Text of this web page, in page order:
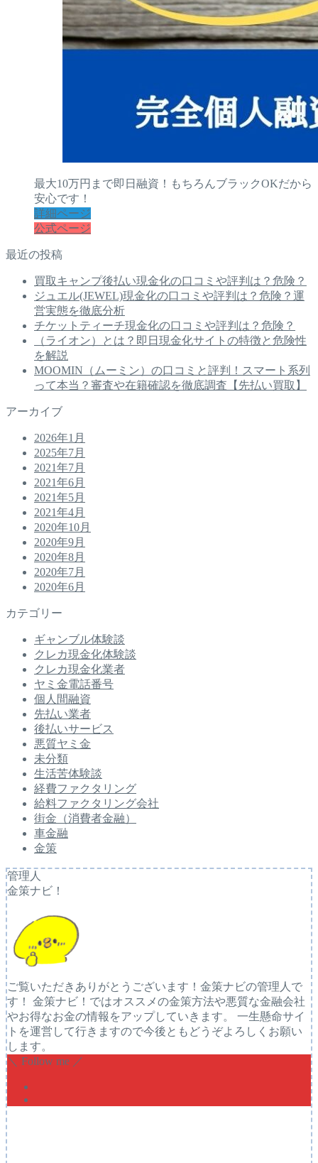
最大10万円まで即日融資！もちろんブラックOKだから
安心です！
詳細ページ
公式ページ
最近の投稿
買取キャンプ後払い現金化の口コミや評判は？危険？
ジュエル(JEWEL)現金化の口コミや評判は？危険？運
営実態を徹底分析
チケットティーチ現金化の口コミや評判は？危険？
（ライオン）とは？即日現金化サイトの特徴と危険性
を解説
MOOMIN（ムーミン）の口コミと評判！スマート系列
って本当？審査や在籍確認を徹底調査【先払い買取】
アーカイブ
2026年1月
2025年7月
2021年7月
2021年6月
2021年5月
2021年4月
2020年10月
2020年9月
2020年8月
2020年7月
2020年6月
カテゴリー
ギャンブル体験談
クレカ現金化体験談
クレカ現金化業者
ヤミ金電話番号
個人間融資
先払い業者
後払いサービス
悪質ヤミ金
未分類
生活苦体験談
経費ファクタリング
給料ファクタリング会社
街金（消費者金融）
車金融
金策
管理人
金策ナビ！
ご覧いただきありがとうございます！金策ナビの管理人で
す！ 金策ナビ！ではオススメの金策方法や悪質な金融会社
やお得なお金の情報をアップしていきます。 一生懸命サイ
トを運営して行きますので今後ともどうぞよろしくお願い
します。
＼ Follow me ／